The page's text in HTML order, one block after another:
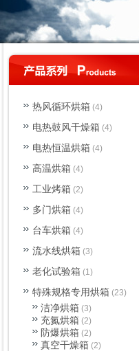
热风循环烘箱 (4)
电热鼓风干燥箱 (4)
电热恒温烘箱 (4)
高温烘箱 (4)
工业烤箱 (2)
多门烘箱 (4)
台车烘箱 (4)
流水线烘箱 (3)
老化试验箱 (1)
特殊规格专用烘箱 (23)
洁净烘箱 (3)
充氮烘箱 (2)
防爆烘箱 (2)
真空干燥箱 (2)